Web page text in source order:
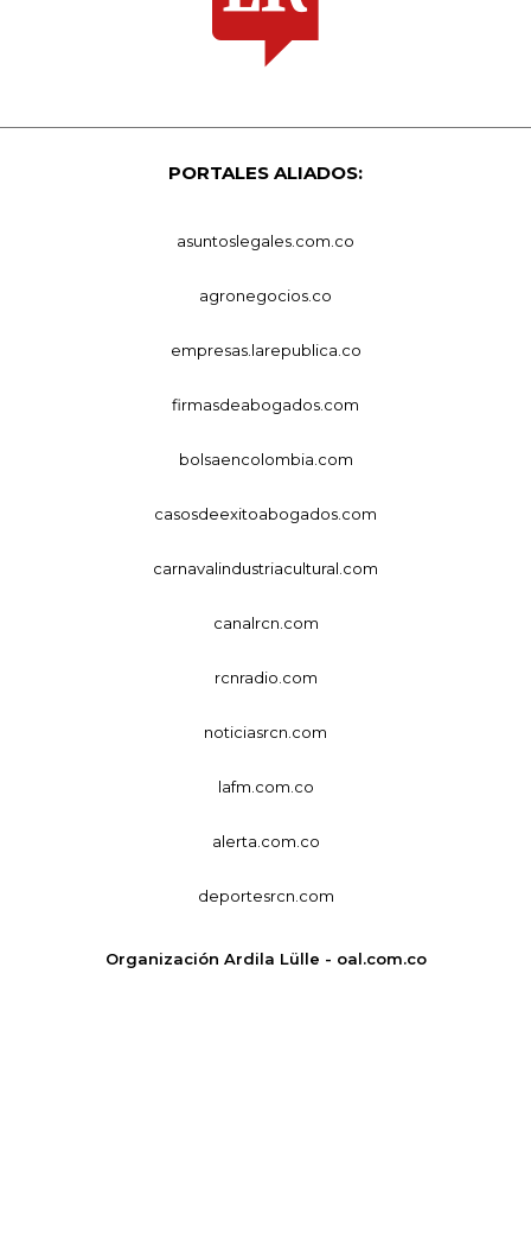
PORTALES ALIADOS:
asuntoslegales.com.co
agronegocios.co
empresas.larepublica.co
firmasdeabogados.com
bolsaencolombia.com
casosdeexitoabogados.com
carnavalindustriacultural.com
canalrcn.com
rcnradio.com
noticiasrcn.com
lafm.com.co
alerta.com.co
deportesrcn.com
Organización Ardila Lülle - oal.com.co